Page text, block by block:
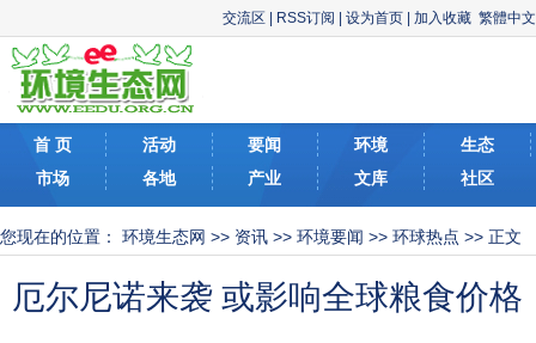
交流区 RSS订阅 设为首页 加入收藏 繁體中文
首 页 活动 要闻 环境
生态
市场
各地 产业 文库 社区
您现在的位置： 环境生态网 >> 资讯 >> 环境要闻 >> 环球热点 >> 正文
厄尔尼诺来袭 或影响全球粮食价格